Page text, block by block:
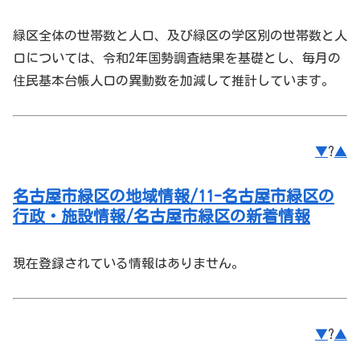
緑区全体の世帯数と人口、及び緑区の学区別の世帯数と人
口については、令和2年国勢調査結果を基礎とし、毎月の
住民基本台帳人口の異動数を加減して推計しています。
▼?▲
名古屋市緑区の地域情報/11-名古屋市緑区の
行政・施設情報/名古屋市緑区の新着情報
現在登録されている情報はありません。
▼?▲